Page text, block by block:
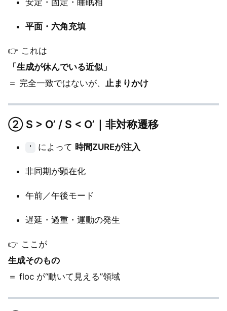
平面・六角充填
👉 これは
「生成が休んでいる近似」
＝ 完全一致ではないが、
止まりかけ
② S > O’ / S < O’｜非対称遷移
' によって 時間ZUREが注入
非同期が顕在化
午前／午後モード
遅延・過重・運動の発生
👉 ここが
生成そのもの
＝ floc が“動いて見える”領域